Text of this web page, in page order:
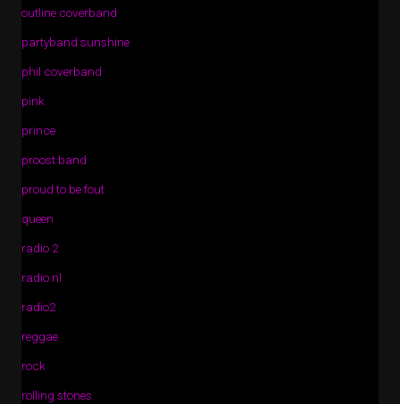
outline coverband
partyband sunshine
phil coverband
pink
prince
proost band
proud to be fout
queen
radio 2
radio nl
radio2
reggae
rock
rolling stones